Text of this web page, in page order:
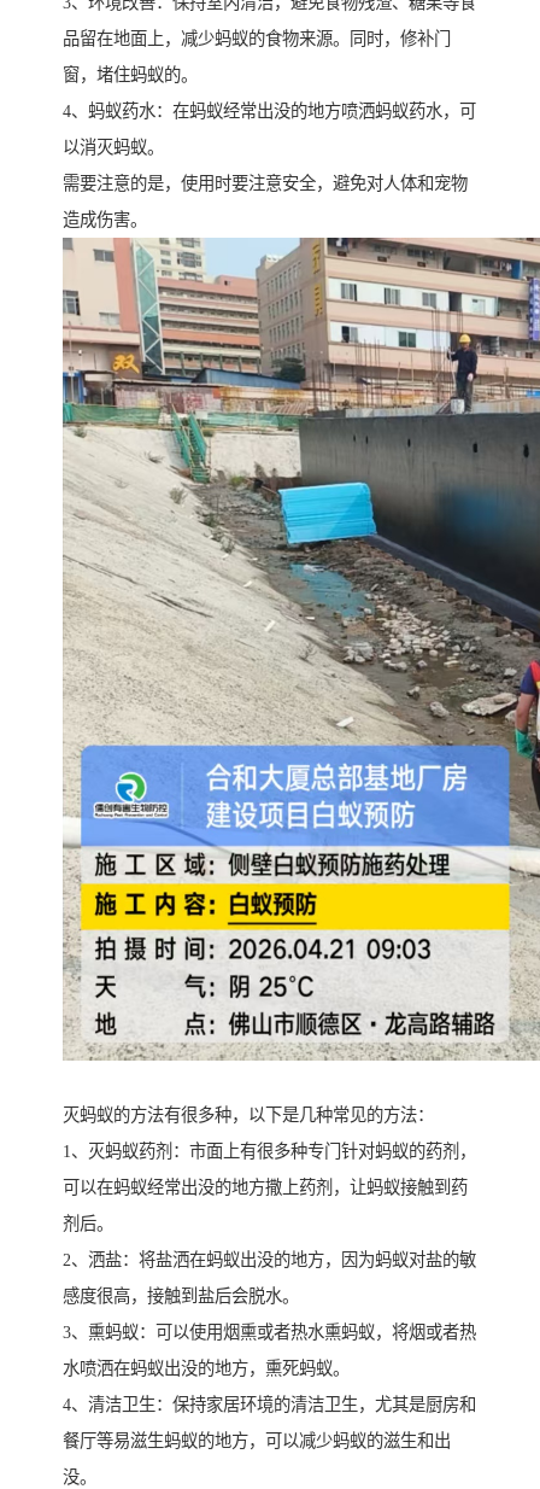
品留在地面上，减少蚂蚁的食物来源。同时，修补门
窗，堵住蚂蚁的。
4、蚂蚁药水：在蚂蚁经常出没的地方喷洒蚂蚁药水，可
以消灭蚂蚁。
需要注意的是，使用时要注意安全，避免对人体和宠物
造成伤害。
灭蚂蚁的方法有很多种，以下是几种常见的方法：
1、灭蚂蚁药剂：市面上有很多种专门针对蚂蚁的药剂，
可以在蚂蚁经常出没的地方撒上药剂，让蚂蚁接触到药
剂后。
2、洒盐：将盐洒在蚂蚁出没的地方，因为蚂蚁对盐的敏
感度很高，接触到盐后会脱水。
3、熏蚂蚁：可以使用烟熏或者热水熏蚂蚁，将烟或者热
水喷洒在蚂蚁出没的地方，熏死蚂蚁。
4、清洁卫生：保持家居环境的清洁卫生，尤其是厨房和
餐厅等易滋生蚂蚁的地方，可以减少蚂蚁的滋生和出
没。